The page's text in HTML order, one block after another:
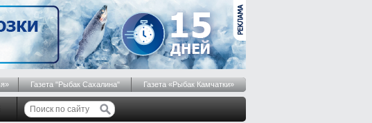
Газета "Рыбак Сахалина" Газета «Рыбак Камчатки»